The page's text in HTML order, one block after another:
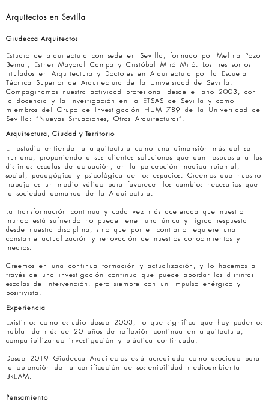
Arquitectos en Sevilla
Giudecca Arquitectos
Estudio de arquitectura con sede en Sevilla, formado por Melina Pozo
Bernal, Esther Mayoral Campa y Cristóbal Miró Miró. Los tres somos
titulados en Arquitectura y Doctores en Arquitectura por la Escuela
Técnica Superior de Arquitectura de la Universidad de Sevilla.
Compaginamos nuestra actividad profesional desde el año 2003, con
la docencia y la investigación en la ETSAS de Sevilla y como
miembros del Grupo de Investigación HUM_789 de la Universidad de
Sevilla: “Nuevas Situaciones, Otras Arquitecturas”.
Arquitectura, Ciudad y Territorio
El estudio entiende la arquitectura como una dimensión más del ser
humano, proponiendo a sus clientes soluciones que dan respuesta a las
distintas escalas de actuación, en la percepción medioambiental,
social, pedagógica y psicológica de los espacios. Creemos que nuestro
trabajo es un medio válido para favorecer los cambios necesarios que
la sociedad demanda de la Arquitectura.
La transformación continua y cada vez más acelerada que nuestro
mundo está sufriendo no puede tener una única y rígida respuesta
desde nuestra disciplina, sino que por el contrario requiere una
constante actualización y renovación de nuestros conocimientos y
medios.
Creemos en una continua formación y actualización, y lo hacemos a
través de una investigación continua que puede abordar las distintas
escalas de intervención, pero siempre con un impulso enérgico y
positivista.
Experiencia
Existimos como estudio desde 2003, lo que significa que hoy podemos
hablar de más de 20 años de reflexión continua en arquitectura,
compatibilizando investigación y práctica continuada.
Desde 2019 Giudecca Arquitectos está acreditado como asociado para
la obtención de la certificación de sostenibilidad medioambiental
BREAM.
Pensamiento